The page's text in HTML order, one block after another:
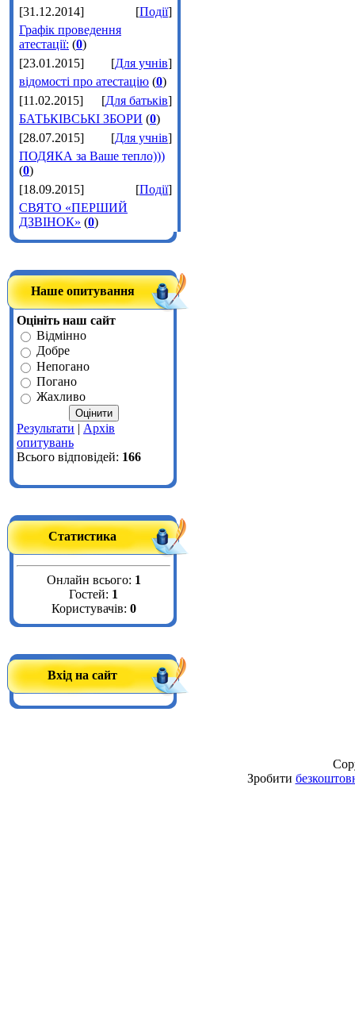
[31.12.2014]
[Події]
Графік проведення
атестації: (0)
[23.01.2015]
[Для учнів]
відомості про атестацію (0)
[11.02.2015]
[Для батьків]
БАТЬКІВСЬКІ ЗБОРИ (0)
[28.07.2015]
[Для учнів]
ПОДЯКА за Ваше тепло)))
(0)
[18.09.2015]
[Події]
СВЯТО «ПЕРШИЙ
ДЗВІНОК» (0)
Наше опитування
Оцініть наш сайт
Відмінно
Добре
Непогано
Погано
Жахливо
Результати | Архів
опитувань
Всього відповідей: 166
Статистика
Онлайн всього: 1
Гостей: 1
Користувачів: 0
Вхід на сайт
Зробити